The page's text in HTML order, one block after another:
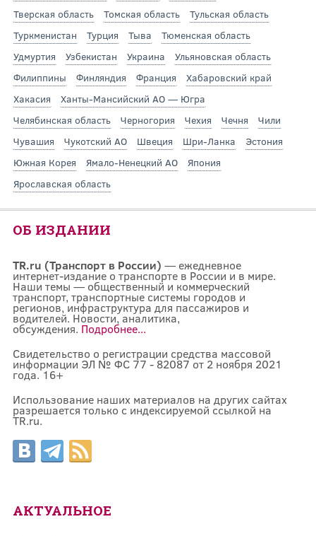
Тверская область
Томская область
Тульская область
Туркменистан
Турция Тыва
Тюменская область
Удмуртия
Узбекистан Украина
Ульяновская область
Филиппины
Финляндия Франция
Хабаровский край
Хакасия
Ханты-Мансийский АО — Югра
Челябинская область
Черногория Чехия Чечня
Чили
Чувашия
Чукотский АО Швеция Шри-Ланка
Эстония
Южная Корея
Ямало-Ненецкий АО
Япония
Ярославская область
ОБ ИЗДАНИИ
TR.ru (Транспорт в России) — ежедневное
интернет-издание о транспорте в России и в мире.
Наши темы — общественный и коммерческий
транспорт, транспортные системы городов и
регионов, инфраструктура для пассажиров и
водителей. Новости, аналитика,
обсуждения. Подробнее...
Свидетельство о регистрации средства массовой
информации ЭЛ № ФС 77 - 82087 от 2 ноября 2021
года. 16+
Использование наших материалов на других сайтах
разрешается только с индексируемой ссылкой на
TR.ru.
АКТУАЛЬНОЕ